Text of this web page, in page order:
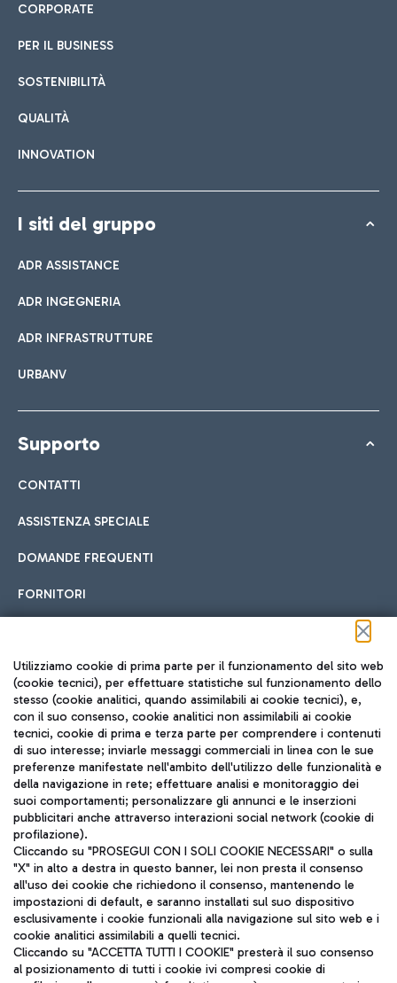
CORPORATE
PER IL BUSINESS
SOSTENIBILITÀ
QUALITÀ
INNOVATION
I siti del gruppo
ADR ASSISTANCE
ADR INGEGNERIA
ADR INFRASTRUTTURE
URBANV
Supporto
CONTATTI
ASSISTENZA SPECIALE
DOMANDE FREQUENTI
FORNITORI
Seguici sui social
TRAVEL JOURNAL
ITA
Aeroporti di Roma S.p.A. - Società soggetta a direzione e
coordinamento di Mundys S.p.A.
Codice fiscale e Registro delle Imprese di Roma 13032990155 P.
Utilizziamo cookie di prima parte per il funzionamento del sito web
(cookie tecnici), per effettuare statistiche sul funzionamento dello
stesso (cookie analitici, quando assimilabili ai cookie tecnici), e,
con il suo consenso, cookie analitici non assimilabili ai cookie
tecnici, cookie di prima e terza parte per comprendere i contenuti
di suo interesse; inviarle messaggi commerciali in linea con le sue
preferenze manifestate nell'ambito dell'utilizzo delle funzionalità e
della navigazione in rete; effettuare analisi e monitoraggio dei
suoi comportamenti; personalizzare gli annunci e le inserzioni
pubblicitari anche attraverso interazioni social network (cookie di
profilazione).
Cliccando su "PROSEGUI CON I SOLI COOKIE NECESSARI" o sulla
"X" in alto a destra in questo banner, lei non presta il consenso
all'uso dei cookie che richiedono il consenso, mantenendo le
impostazioni di default, e saranno installati sul suo dispositivo
esclusivamente i cookie funzionali alla navigazione sul sito web e i
cookie analitici assimilabili a quelli tecnici.
Cliccando su "ACCETTA TUTTI I COOKIE" presterà il suo consenso
al posizionamento di tutti i cookie ivi compresi cookie di